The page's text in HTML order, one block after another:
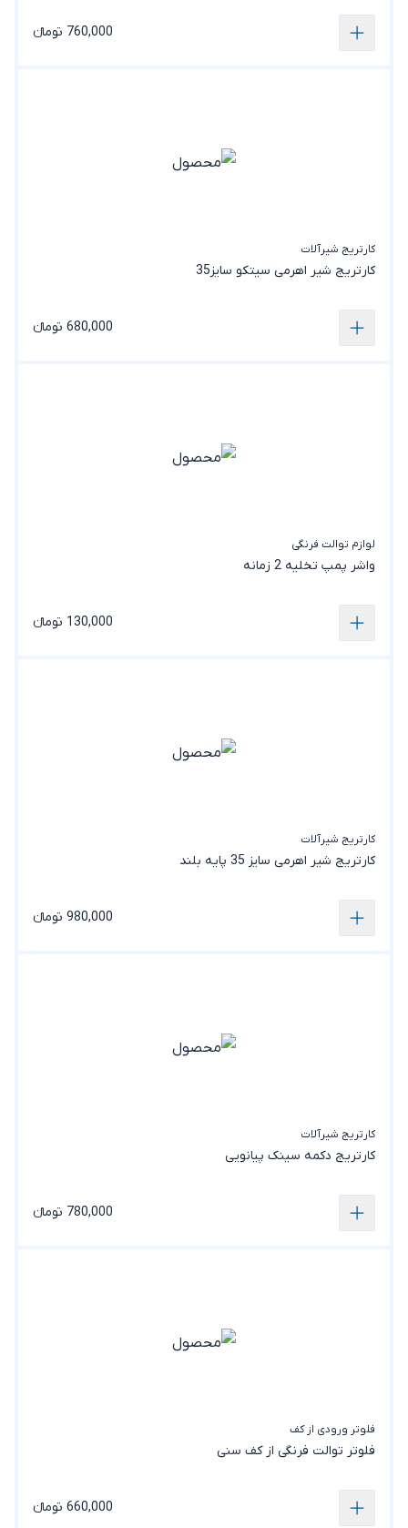
760,000 تومانء
کارتریج شیرآلات
کارتریج شیر اهرمی سیتکو سایز35
680,000 تومانء
لوازم توالت فرنگی
واشر پمپ تخلیه 2 زمانه
130,000 تومانء
کارتریج شیرآلات
کارتریج شیر اهرمی سایز 35 پایه بلند
980,000 تومانء
کارتریج شیرآلات
کارتریج دکمه سینک پیانویی
780,000 تومانء
فلوتر ورودی از کف
فلوتر توالت فرنگی از کف سنی
660,000 تومانء